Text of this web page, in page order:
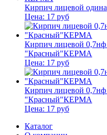
Кирпич лицевой
Цена: 17 руб
Кирпич лицевой
"Красный"КЕРМА
Цена: 17 руб
Кирпич лицевой
"Красный"КЕРМА
Цена: 17 руб
Каталог